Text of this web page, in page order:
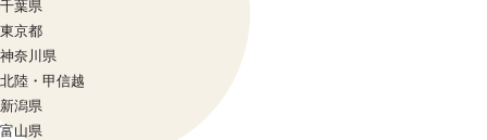
千葉県
東京都
神奈川県
北陸・甲信越
新潟県
富山県